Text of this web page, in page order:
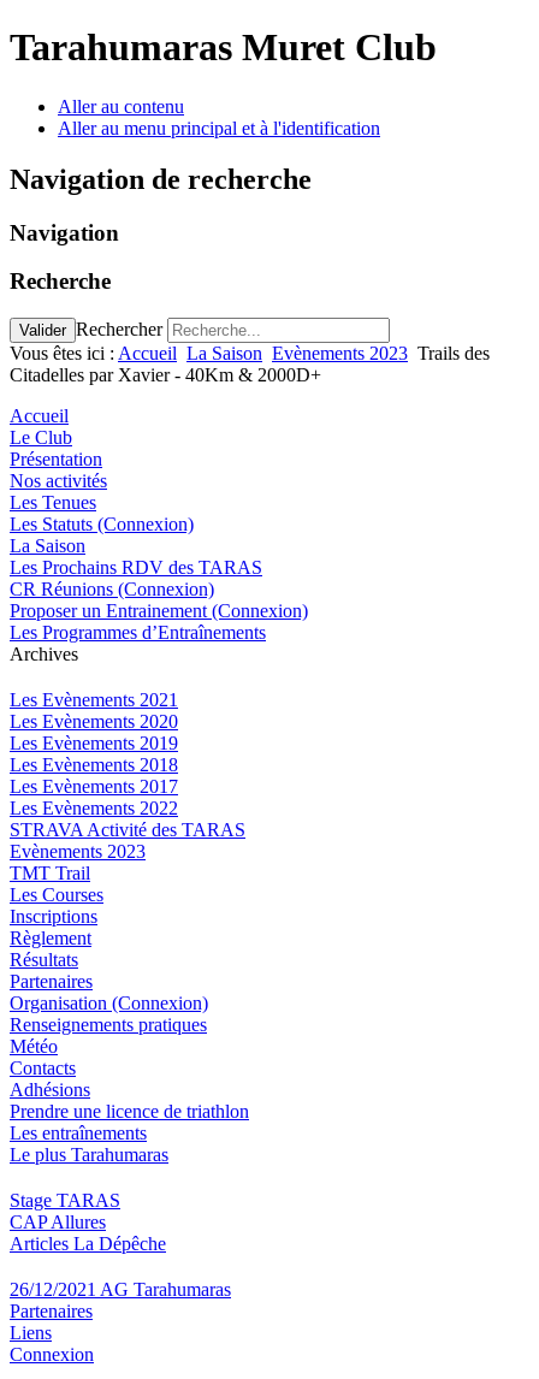
Tarahumaras Muret Club
Aller au contenu
Aller au menu principal et à l'identification
Navigation de recherche
Navigation
Recherche
Valider Rechercher
Vous êtes ici : Accueil La Saison Evènements 2023 Trails des
Citadelles par Xavier - 40Km & 2000D+
Accueil
Le Club
Présentation
Nos activités
Les Tenues
Les Statuts (Connexion)
La Saison
Les Prochains RDV des TARAS
CR Réunions (Connexion)
Proposer un Entrainement (Connexion)
Les Programmes d’Entraînements
Archives
Les Evènements 2021
Les Evènements 2020
Les Evènements 2019
Les Evènements 2018
Les Evènements 2017
Les Evènements 2022
STRAVA Activité des TARAS
Evènements 2023
TMT Trail
Les Courses
Inscriptions
Règlement
Résultats
Partenaires
Organisation (Connexion)
Renseignements pratiques
Météo
Contacts
Adhésions
Prendre une licence de triathlon
Les entraînements
Le plus Tarahumaras
Stage TARAS
CAP Allures
Articles La Dépêche
26/12/2021 AG Tarahumaras
Partenaires
Liens
Connexion